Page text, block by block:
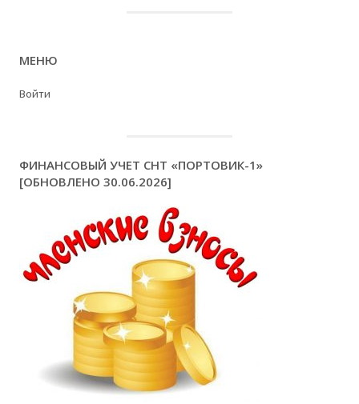
МЕНЮ
Войти
ФИНАНСОВЫЙ УЧЕТ СНТ «ПОРТОВИК-1»
[ОБНОВЛЕНО 30.06.2026]